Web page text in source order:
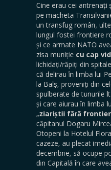
Cine erau cei antrenați
pe macheta
un transfug român,
lungul fostei frontiere
și ce armate NATO
zisa muniție cu cap
lichidați/răpiți din
că delirau în limba lui
la Balș, proveniți din
spulberate de tunurile
și care aiurau în limba
„ziariștii fără
căpitanul Dogaru
Otopeni la Hotelul
cazeze, au plecat
decembrie, să ocupe
din Capitală în care